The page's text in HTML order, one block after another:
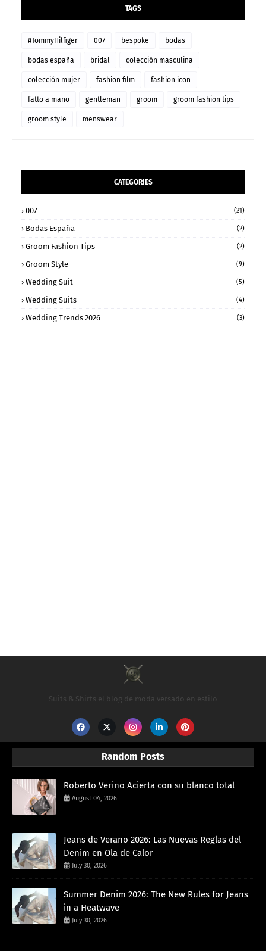
TAGS
#TommyHilfiger 007 bespoke bodas
bodas españa bridal colección masculina
colección mujer fashion film fashion icon
fatto a mano gentleman groom groom fashion tips
groom style menswear
CATEGORIES
007 (21)
Bodas España (2)
Groom Fashion Tips (2)
Groom Style (9)
Wedding Suit (5)
Wedding Suits (4)
Wedding Trends 2026 (3)
Suits & Shirts el blog de moda versado en estilo
Random Posts
Roberto Verino Acierta con su blanco total
August 04, 2026
Jeans de Verano 2026: Las Nuevas Reglas del
Denim en Ola de Calor
July 30, 2026
Summer Denim 2026: The New Rules for Jeans
in a Heatwave
July 30, 2026